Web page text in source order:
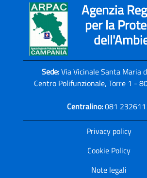
Agenzia
per la
Sede:Via Vicinale Santa Maria
Centro Polifunzionale, Torre 1 -
Centralino:081
Privacy policy
Cookie Policy
Note legali